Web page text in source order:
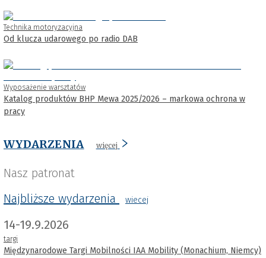
Technika motoryzacyjna
Od klucza udarowego po radio DAB
Wyposażenie warsztatów
Katalog produktów BHP Mewa 2025/2026 – markowa ochrona w
pracy
WYDARZENIA więcej
Nasz patronat
Najbliższe wydarzenia
wiecej
14-19.9.2026
targi
Międzynarodowe Targi Mobilności IAA Mobility (Monachium, Niemcy)